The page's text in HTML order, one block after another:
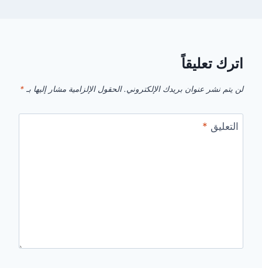
اترك تعليقاً
لن يتم نشر عنوان بريدك الإلكتروني. الحقول الإلزامية مشار إليها بـ *
التعليق *